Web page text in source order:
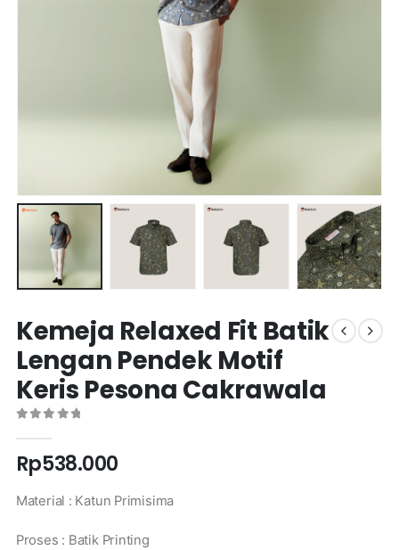
Kemeja Relaxed Fit Batik
Lengan Pendek Motif
Keris Pesona Cakrawala
Rp538.000
Material : Katun Primisima
Proses : Batik Printing